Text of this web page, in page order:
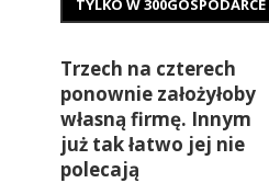
TYLKO W 300GOSPODARCE
Trzech na czterech
ponownie założyłoby
własną firmę. Innym
już tak łatwo jej nie
polecają